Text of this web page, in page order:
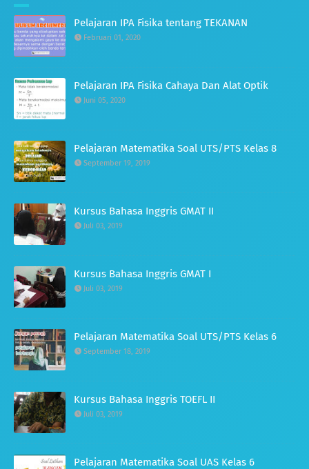
Pelajaran IPA Fisika tentang TEKANAN
Februari 01, 2020
Pelajaran IPA Fisika Cahaya Dan Alat Optik
Juni 05, 2020
Pelajaran Matematika Soal UTS/PTS Kelas 8
September 19, 2019
Kursus Bahasa Inggris GMAT II
Juli 03, 2019
Kursus Bahasa Inggris GMAT I
Juli 03, 2019
Pelajaran Matematika Soal UTS/PTS Kelas 6
September 18, 2019
Kursus Bahasa Inggris TOEFL II
Juli 03, 2019
Pelajaran Matematika Soal UAS Kelas 6